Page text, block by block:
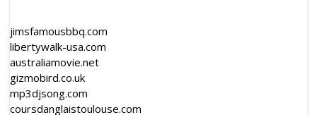
jimsfamousbbq.com
libertywalk-usa.com
australiamovie.net
gizmobird.co.uk
mp3djsong.com
coursdanglaistoulouse.com